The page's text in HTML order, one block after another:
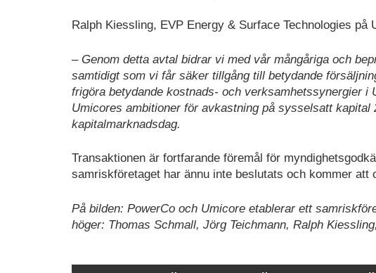
Ralph Kiessling, EVP Energy & Surface Technologies på
– Genom detta avtal bidrar vi med vår mångåriga och
samtidigt som vi får säker tillgång till betydande
frigöra betydande kostnads- och verksamhetssynergier
Umicores ambitioner för avkastning på sysselsatt kapital
kapitalmarknadsdag.
Transaktionen är fortfarande föremål för
samriskföretaget har ännu inte beslutats och kommer att
På bilden: PowerCo och Umicore etablerar ett
höger: Thomas Schmall, Jörg Teichmann, Ralph